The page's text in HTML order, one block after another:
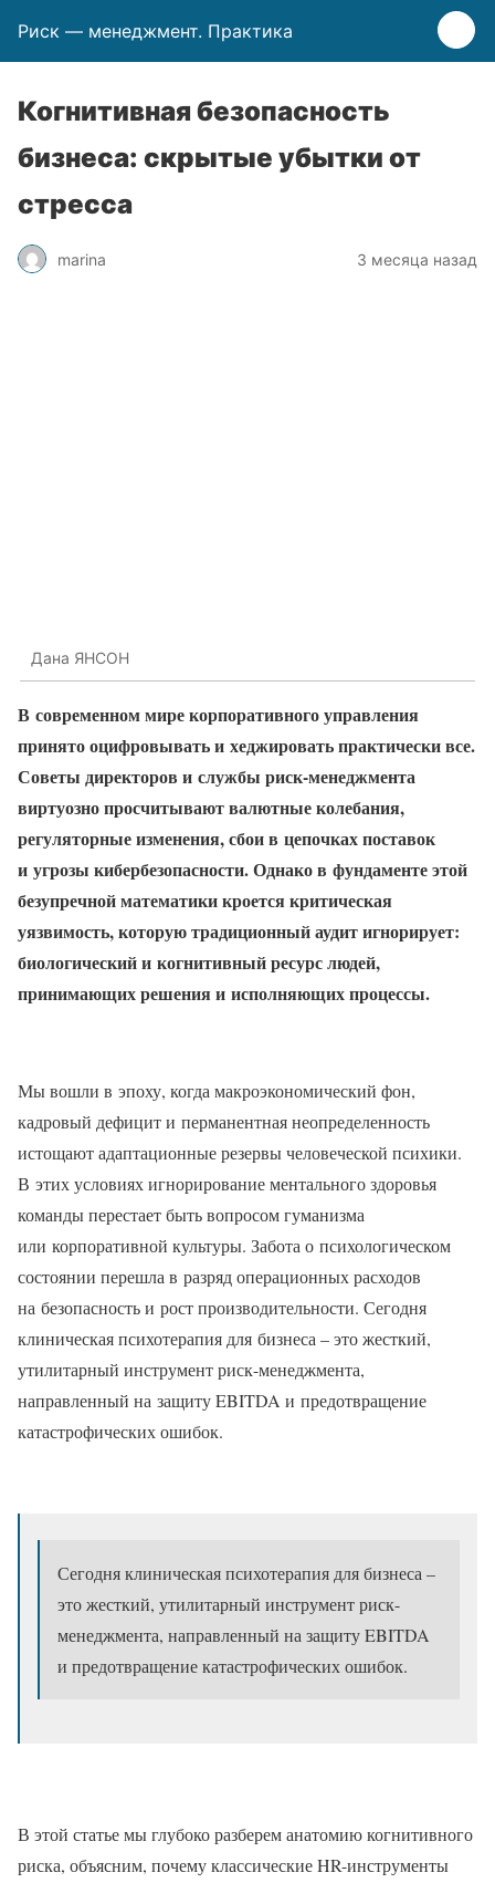
Риск — менеджмент. Практика
Когнитивная безопасность
бизнеса: скрытые убытки от
стресса
marina 3 месяца назад
Дана ЯНСОН
В современном мире корпоративного управления
принято оцифровывать и хеджировать практически все.
Советы директоров и службы риск-менеджмента
виртуозно просчитывают валютные колебания,
регуляторные изменения, сбои в цепочках поставок
и угрозы кибербезопасности. Однако в фундаменте этой
безупречной математики кроется критическая
уязвимость, которую традиционный аудит игнорирует:
биологический и когнитивный ресурс людей,
принимающих решения и исполняющих процессы.
Мы вошли в эпоху, когда макроэкономический фон,
кадровый дефицит и перманентная неопределенность
истощают адаптационные резервы человеческой психики.
В этих условиях игнорирование ментального здоровья
команды перестает быть вопросом гуманизма
или корпоративной культуры. Забота о психологическом
состоянии перешла в разряд операционных расходов
на безопасность и рост производительности. Сегодня
клиническая психотерапия для бизнеса – это жесткий,
утилитарный инструмент риск-менеджмента,
направленный на защиту EBITDA и предотвращение
катастрофических ошибок.
Сегодня клиническая психотерапия для бизнеса –
это жесткий, утилитарный инструмент риск-
менеджмента, направленный на защиту EBITDA
и предотвращение катастрофических ошибок.
В этой статье мы глубоко разберем анатомию когнитивного
риска, объясним, почему классические HR-инструменты